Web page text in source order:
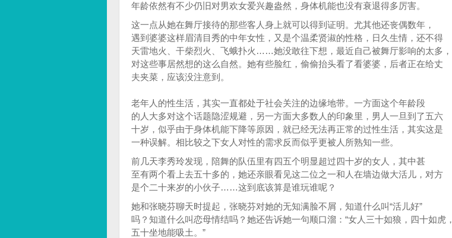
年龄依然有不少仍旧对男欢女爱兴趣盎然，身体机能也没有衰退得多厉害。
这一点从她在舞厅接待的那些客人身上就可以得到证明。尤其他还丧偶数年，
遇到婆婆这样眉清目秀的中年女性，又是个温柔贤淑的性格，日久生情，还不得
天雷地火、干柴烈火、飞蛾扑火……她没敢往下想，最近自己被舞厅影响的太多，
对这些事居然想的这么自然。她有些脸红，偷偷抬头看了看婆婆，后者正在给丈
夫夹菜，应该没注意到。
老年人的性生活，其实一直都处于社会关注的边缘地带。一方面这个年龄段
的人大多对这个话题隐涩规避，另一方面大多数人的印象里，男人一旦到了五六
十岁，似乎由于身体机能下降等原因，就已经无法再正常的过性生活，其实这是
一种误解。相比较之下女人对性的需求反而似乎更被人所熟知一些。
前几天李秀玲发现，陪舞的队伍里有四五个明显超过四十岁的女人，其中甚
至有两个看上去五十多的，她还亲眼看见这二位之一和人在墙边做大活儿，对方
是个二十来岁的小伙子……这到底该算是谁玩谁呢？
她和张晓芬聊天时提起，张晓芬对她的无知满脸不屑，知道什么叫“活儿好”
吗？知道什么叫恋母情结吗？她还告诉她一句顺口溜：“女人三十如狼，四十如虎，
五十坐地能吸土。”